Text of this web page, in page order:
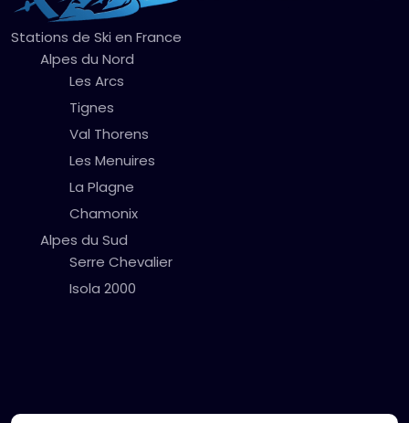
Stations de Ski en France
Alpes du Nord
Les Arcs
Tignes
Val Thorens
Les Menuires
La Plagne
Chamonix
Alpes du Sud
Serre Chevalier
Isola 2000